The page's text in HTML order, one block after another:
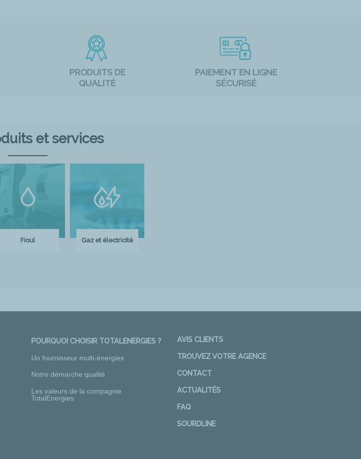
PRODUITS DE
QUALITÉ
PAIEMENT EN LIGNE
SÉCURISÉ
et services
Fioul Gaz et électricité
POURQUOI CHOISIR TOTALENERGIES ?
Un fournisseur multi-énergies
Notre démarche qualité
Les valeurs de la compagnie
TotalEnergies
AVIS CLIENTS
TROUVEZ VOTRE AGENCE
CONTACT
ACTUALITÉS
FAQ
SOURDLINE